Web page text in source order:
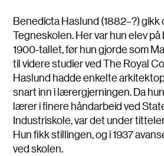
Benedicta Haslund (1882–?) gikk
Tegneskolen. Her var hun elev
1900-tallet, før hun gjorde som
til videre studier ved The Royal
Haslund hadde enkelte
snart inn i lærergjerningen. Da
lærer i finere håndarbeid ved
Industriskole, var det under
Hun fikk stillingen, og i 1937
ved skolen.